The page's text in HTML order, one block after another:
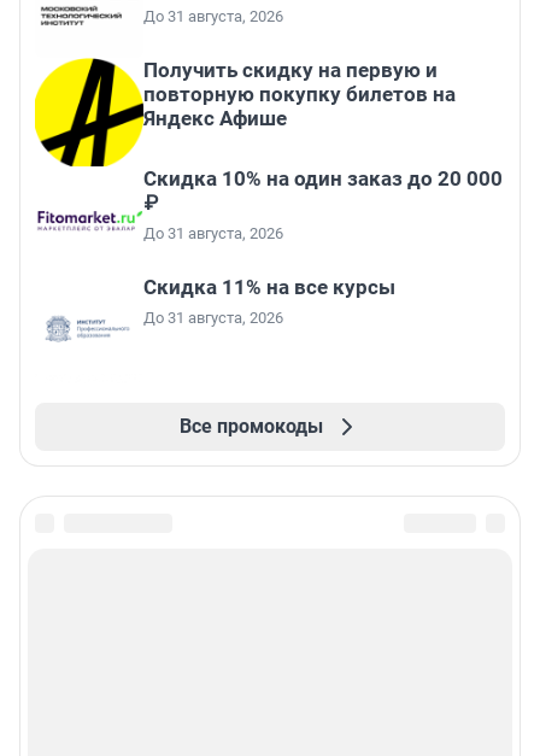
До 31 августа, 2026
Получить скидку на первую и
повторную покупку билетов на
Яндекс Афише
Скидка 10% на один заказ до 20 000
₽
До 31 августа, 2026
Скидка 11% на все курсы
До 31 августа, 2026
Все промокоды